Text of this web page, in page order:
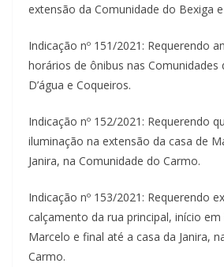
extensão da Comunidade do Bexiga
Indicação nº 151/2021: Requerendo
horários de ônibus nas Comunidades
D’água e Coqueiros.
Indicação nº 152/2021: Requerendo
iluminação na extensão da casa de
Janira, na Comunidade do Carmo.
Indicação nº 153/2021: Requerendo
calçamento da rua principal, início
Marcelo e final até a casa da Janira,
Carmo.